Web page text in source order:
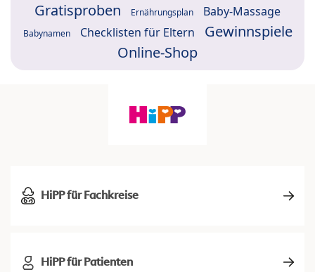
Gratisproben Ernährungsplan Baby-Massage
Babynamen Checklisten für Eltern
Gewinnspiele
Online-Shop
HiPP für Fachkreise
HiPP für Patienten